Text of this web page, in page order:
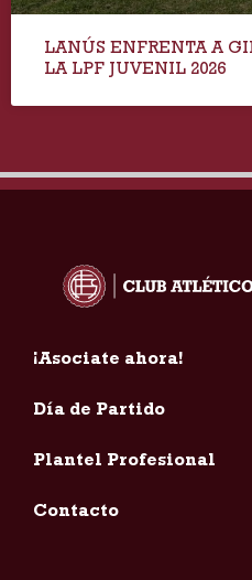
LANÚS ENFRENTA A
LA LPF JUVENIL 2026
¡Asociate ahora!
Día de Partido
Plantel Profesional
Contacto